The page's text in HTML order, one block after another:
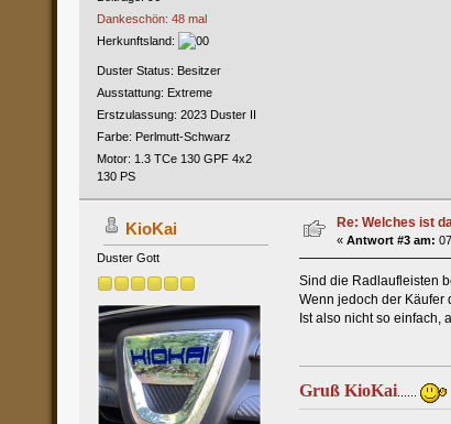
Dankeschön: 48 mal
Herkunftsland:
Duster Status: Besitzer
Ausstattung: Extreme
Erstzulassung: 2023 Duster II
Farbe: Perlmutt-Schwarz
Motor: 1.3 TCe 130 GPF 4x2
130 PS
KioKai
Duster Gott
Re: Welches ist
« Antwort #3 am:
Sind die Radlaufleisten
Wenn jedoch der Käufer
Ist also nicht so einfach,
Gruß KioKai......